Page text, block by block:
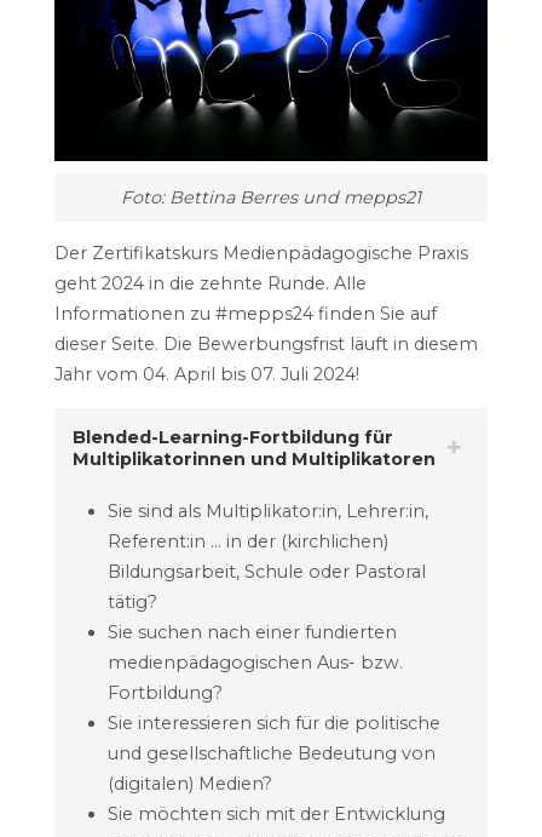
Foto: Bettina Berres und mepps21
Der Zertifikatskurs Medienpädagogische Praxis
geht 2024 in die zehnte Runde. Alle
Informationen zu #mepps24 finden Sie auf
dieser Seite. Die Bewerbungsfrist läuft in diesem
Jahr vom 04. April bis 07. Juli 2024!
Blended-Learning-Fortbildung für
Multiplikatorinnen und Multiplikatoren
Sie sind als Multiplikator:in, Lehrer:in,
Referent:in … in der (kirchlichen)
Bildungsarbeit, Schule oder Pastoral
tätig?
Sie suchen nach einer fundierten
medienpädagogischen Aus- bzw.
Fortbildung?
Sie interessieren sich für die politische
und gesellschaftliche Bedeutung von
(digitalen) Medien?
Sie möchten sich mit der Entwicklung